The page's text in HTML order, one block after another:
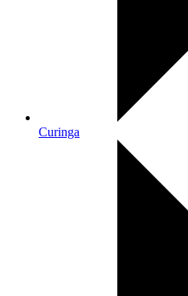
Curinga